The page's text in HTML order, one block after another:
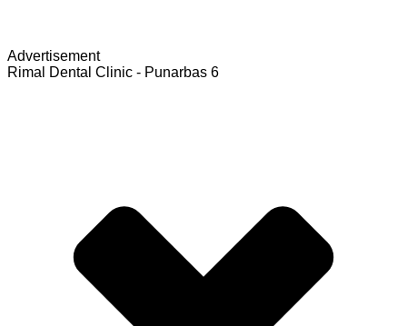
Advertisement
Rimal Dental Clinic - Punarbas 6